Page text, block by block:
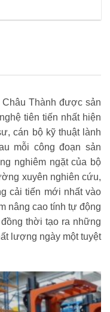
Thành được sản
tiên tiến nhất hiện
cán bộ kỹ thuật lành
mỗi công đoạn sản
nghiêm ngặt của bộ
xuyên nghiên cứu,
cải tiến mới nhất vào
nâng cao tính tự động
thời tạo ra những
lượng ngày một tuyệt